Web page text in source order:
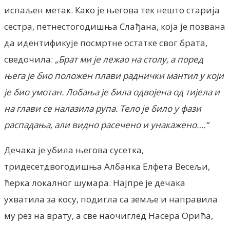
испаљен метак. Како је његова тек нешто старија
сестра, петнестогодишња Слађана, која је позвана
да идентификује посмртне остатке свог брата,
сведочила: „Брат ми је лежао на столу, а поред
њега је био положен плави раднички мантил у који
је био умотан. Лобања је била одвојена од тијела и
на глави се налазила рупа. Тело је било у фази
распадања, али видно расечено и унакажено….“
Дечака је убила његова сусетка,
тридесетдвогодишња Албанка Елфета Весељи,
ћерка локалног шумара. Најпре је дечака
ухватила за косу, подигла са земље и направила
му рез на врату, а све наочиглед Насера Орића,